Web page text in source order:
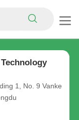
1, No. 9 Vanke